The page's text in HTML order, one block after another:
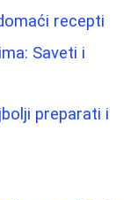
recepti
Saveti i
preparati i